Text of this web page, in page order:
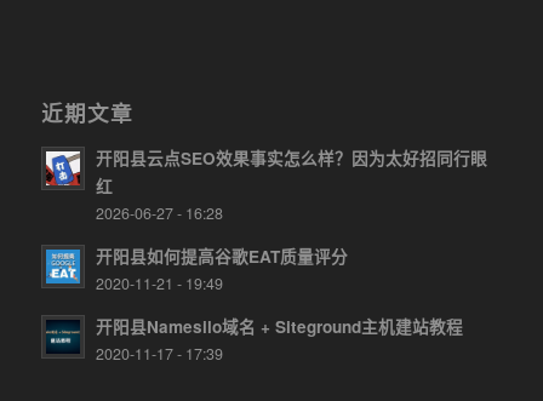
近期文章
开阳县云点SEO效果事实怎么样？因为太好招同行眼
红
2026-06-27 - 16:28
开阳县如何提高谷歌EAT质量评分
2020-11-21 - 19:49
开阳县Namesilo域名 + Siteground主机建站教程
2020-11-17 - 17:39